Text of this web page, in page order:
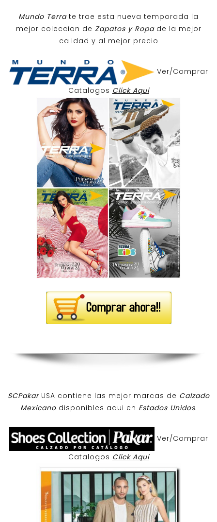
Mundo Terra te trae esta nueva temporada la
mejor coleccion de Zapatos y Ropa de la mejor
calidad y al mejor precio
Ver/Comprar
Catalogos Click Aqui
SCPakar USA contiene las mejor marcas de Calzado
Mexicanodisponibles aqui en Estados Unidos.
Ver/Comprar
Catalogos Click Aqui